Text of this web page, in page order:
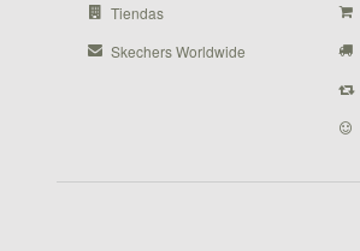
Tiendas
Skechers Worldwide